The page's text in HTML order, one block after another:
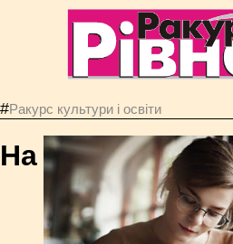
#Ракурс культури і освіти
На